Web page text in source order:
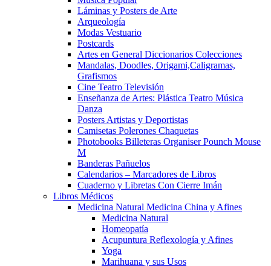
Láminas y Posters de Arte
Arqueología
Modas Vestuario
Postcards
Artes en General Diccionarios Colecciones
Mandalas, Doodles, Origami,Caligramas,
Grafismos
Cine Teatro Televisión
Enseñanza de Artes: Plástica Teatro Música
Danza
Posters Artistas y Deportistas
Camisetas Polerones Chaquetas
Photobooks Billeteras Organiser Pounch Mouse
M
Banderas Pañuelos
Calendarios – Marcadores de Libros
Cuaderno y Libretas Con Cierre Imán
Libros Médicos
Medicina Natural Medicina China y Afines
Medicina Natural
Homeopatía
Acupuntura Reflexología y Afines
Yoga
Marihuana y sus Usos